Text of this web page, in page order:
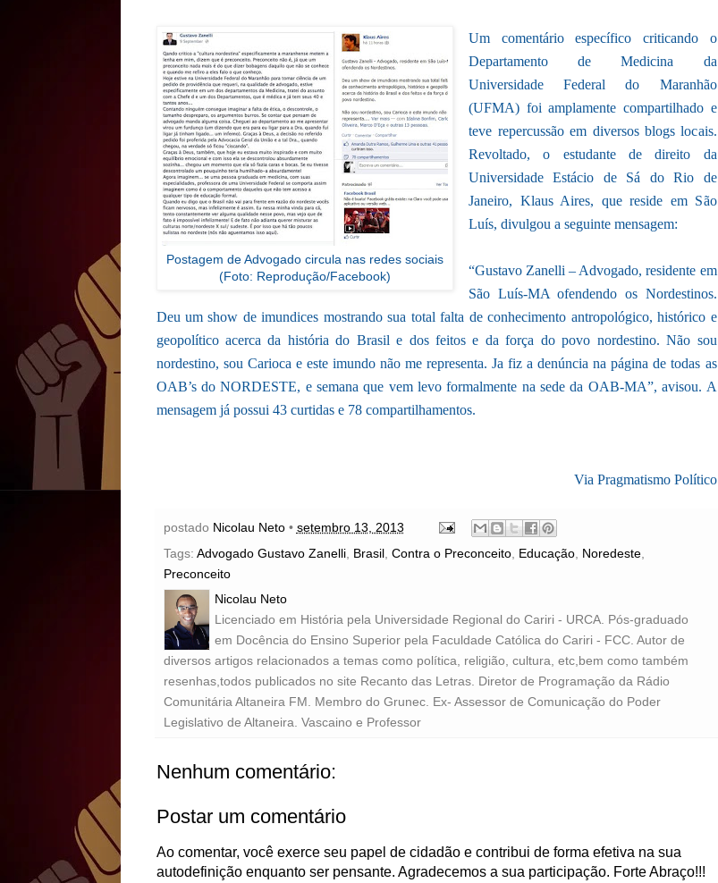
Postagem de Advogado circula nas redes sociais
(Foto: Reprodução/Facebook)
Um comentário específico criticando o
Departamento de Medicina da
Universidade Federal do Maranhão
(UFMA) foi amplamente compartilhado e
teve repercussão em diversos blogs locais.
Revoltado, o estudante de direito da
Universidade Estácio de Sá do Rio de
Janeiro, Klaus Aires, que reside em São
Luís, divulgou a seguinte mensagem:
“Gustavo Zanelli – Advogado, residente em
São Luís-MA ofendendo os Nordestinos.
Deu um show de imundices mostrando sua total falta de conhecimento antropológico, histórico e
geopolítico acerca da história do Brasil e dos feitos e da força do povo nordestino. Não sou
nordestino, sou Carioca e este imundo não me representa. Ja fiz a denúncia na página de todas as
OAB’s do NORDESTE, e semana que vem levo formalmente na sede da OAB-MA”, avisou. A
mensagem já possui 43 curtidas e 78 compartilhamentos.
Via Pragmatismo Político
postado Nicolau Neto • setembro 13, 2013
Tags: Advogado Gustavo Zanelli, Brasil, Contra o Preconceito, Educação, Noredeste,
Preconceito
Nicolau Neto
Licenciado em História pela Universidade Regional do Cariri - URCA. Pós-graduado
em Docência do Ensino Superior pela Faculdade Católica do Cariri - FCC. Autor de
diversos artigos relacionados a temas como política, religião, cultura, etc,bem como também
resenhas,todos publicados no site Recanto das Letras. Diretor de Programação da Rádio
Comunitária Altaneira FM. Membro do Grunec. Ex- Assessor de Comunicação do Poder
Legislativo de Altaneira. Vascaino e Professor
Nenhum comentário:
Postar um comentário
Ao comentar, você exerce seu papel de cidadão e contribui de forma efetiva na sua
autodefinição enquanto ser pensante. Agradecemos a sua participação. Forte Abraço!!!